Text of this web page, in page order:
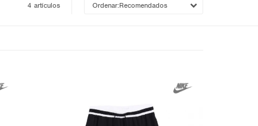
4 artículos Recomendados